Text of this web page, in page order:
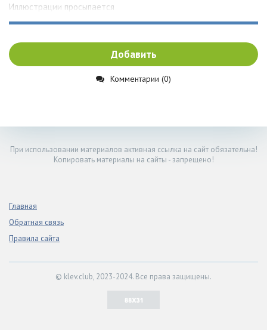
Иллюстрации просыпается
Добавить
Комментарии (0)
При использовании материалов активная ссылка на сайт обязательна!
Копировать материалы на сайты - запрещено!
Главная
Обратная связь
Правила сайта
© klev.club, 2023-2024. Все права защищены.